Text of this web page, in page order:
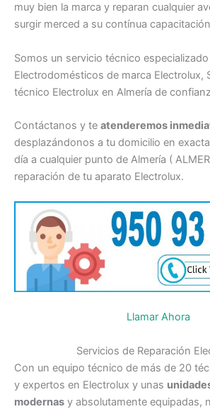
muy bien la marca y reparan cualquier
surgir merced a su contínua
Somos un servicio técnico
Electrodomésticos de marca Electrolux,
técnico Electrolux en Almería de
Contáctanos y te atenderemos
desplazándonos a tu domicilio en
día a cualquier punto de Almería (
reparación de tu aparato Electrolux.
Llamar Ahora
Servicios de Reparación
Con un equipo técnico de más de 20
y expertos en Electrolux y unas
modernas y absolutamente equipadas,